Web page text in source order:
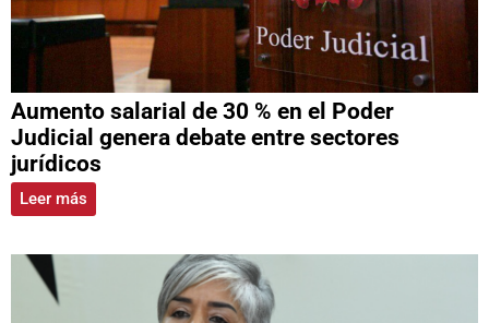
Aumento salarial de 30 % en el Poder
Judicial genera debate entre sectores
jurídicos
Leer más